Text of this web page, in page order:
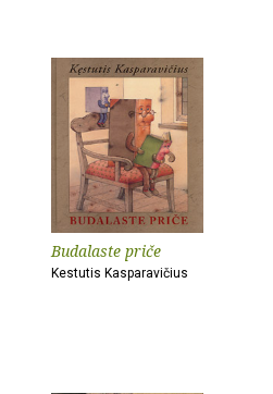
Budalaste priče
Kestutis Kasparavičius